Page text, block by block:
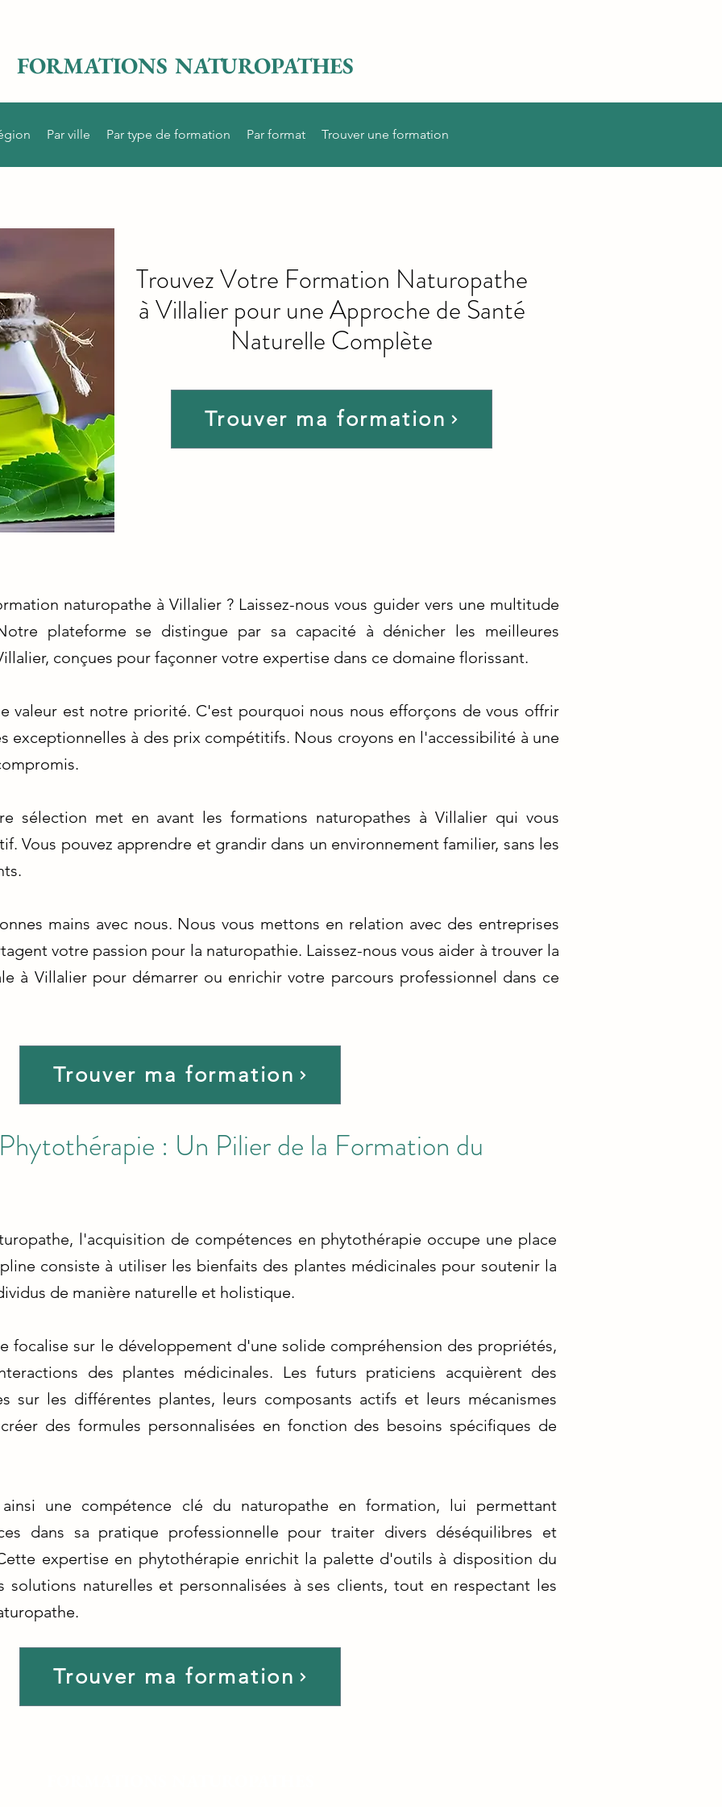
FORMATIONS NATUROPATHES
Par ville Par type de formation Par format Trouver une formation
Trouver ma formation
Trouvez Votre Formation Naturopathe
à Villalier pour une Approche de Santé
Naturelle Complète
naturopathe à Villalier ? Laissez-nous vous guider vers une multitude
plateforme se distingue par sa capacité à dénicher les meilleures
conçues pour façonner votre expertise dans ce domaine florissant.
valeur est notre priorité. C'est pourquoi nous nous efforçons de vous offrir
exceptionnelles à des prix compétitifs. Nous croyons en l'accessibilité à une
sélection met en avant les formations naturopathes à Villalier qui vous
Vous pouvez apprendre et grandir dans un environnement familier, sans les
mains avec nous. Nous vous mettons en relation avec des entreprises
votre passion pour la naturopathie. Laissez-nous vous aider à trouver la
à Villalier pour démarrer ou enrichir votre parcours professionnel dans ce
Trouver ma formation
: Un Pilier de la Formation du
l'acquisition de compétences en phytothérapie occupe une place
consiste à utiliser les bienfaits des plantes médicinales pour soutenir la
de manière naturelle et holistique.
focalise sur le développement d'une solide compréhension des propriétés,
des plantes médicinales. Les futurs praticiens acquièrent des
sur les différentes plantes, leurs composants actifs et leurs mécanismes
des formules personnalisées en fonction des besoins spécifiques de
une compétence clé du naturopathe en formation, lui permettant
dans sa pratique professionnelle pour traiter divers déséquilibres et
expertise en phytothérapie enrichit la palette d'outils à disposition du
naturelles et personnalisées à ses clients, tout en respectant les
Trouver ma formation